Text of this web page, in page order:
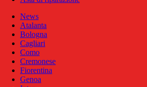
News
Atalanta
Bologna
Cagliari
Como
Cremonese
Fiorentina
Genoa